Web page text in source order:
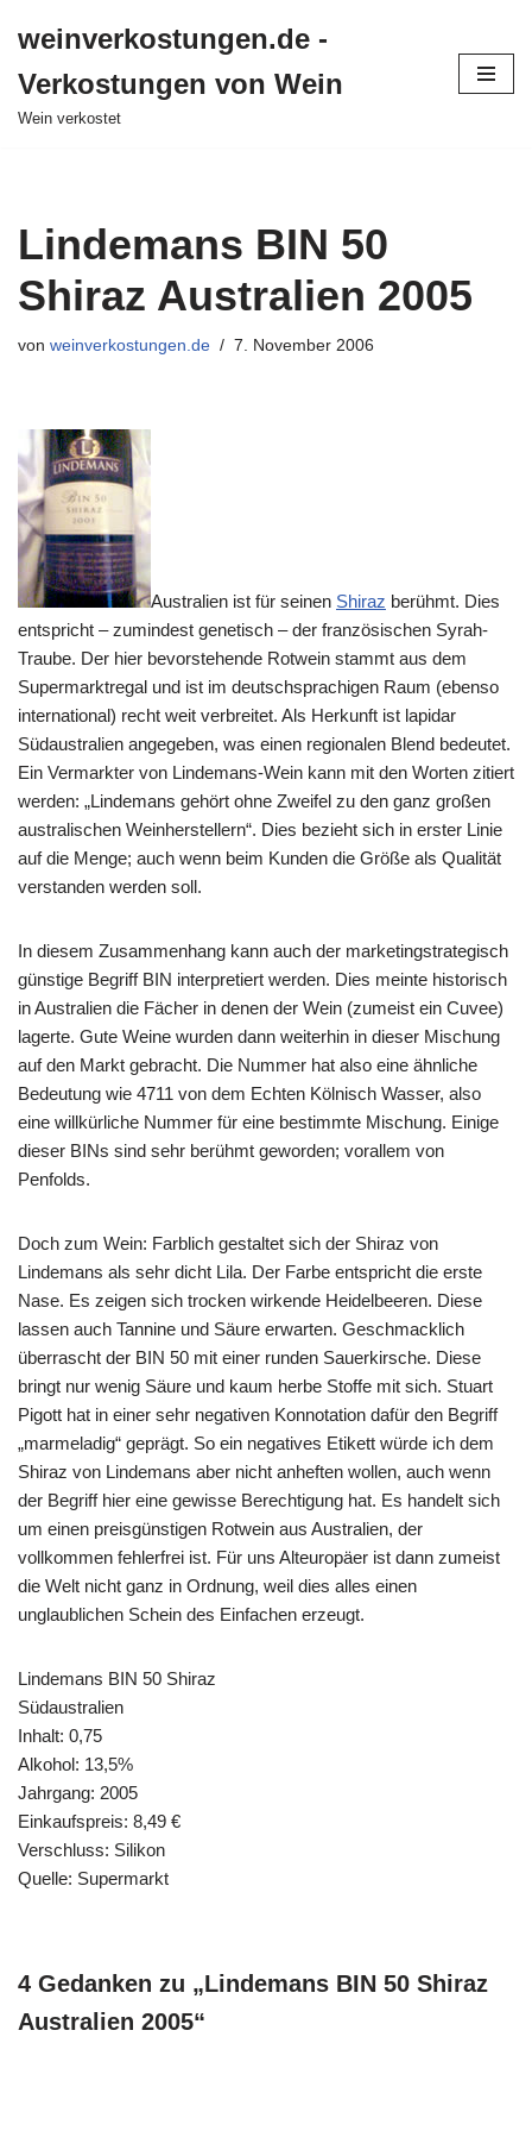
Inhalt
springen
weinverkostungen.de -
Verkostungen von Wein
Wein verkostet
Lindemans BIN 50
Shiraz Australien 2005
von weinverkostungen.de 7. November 2006
Australien ist für seinen Shiraz berühmt. Dies
entspricht – zumindest genetisch – der französischen Syrah-
Traube. Der hier bevorstehende Rotwein stammt aus dem
Supermarktregal und ist im deutschsprachigen Raum (ebenso
international) recht weit verbreitet. Als Herkunft ist lapidar
Südaustralien angegeben, was einen regionalen Blend bedeutet.
Ein Vermarkter von Lindemans-Wein kann mit den Worten zitiert
werden: „Lindemans gehört ohne Zweifel zu den ganz großen
australischen Weinherstellern“. Dies bezieht sich in erster Linie
auf die Menge; auch wenn beim Kunden die Größe als Qualität
verstanden werden soll.
In diesem Zusammenhang kann auch der marketingstrategisch
günstige Begriff BIN interpretiert werden. Dies meinte historisch
in Australien die Fächer in denen der Wein (zumeist ein Cuvee)
lagerte. Gute Weine wurden dann weiterhin in dieser Mischung
auf den Markt gebracht. Die Nummer hat also eine ähnliche
Bedeutung wie 4711 von dem Echten Kölnisch Wasser, also
eine willkürliche Nummer für eine bestimmte Mischung. Einige
dieser BINs sind sehr berühmt geworden; vorallem von
Penfolds.
Doch zum Wein: Farblich gestaltet sich der Shiraz von
Lindemans als sehr dicht Lila. Der Farbe entspricht die erste
Nase. Es zeigen sich trocken wirkende Heidelbeeren. Diese
lassen auch Tannine und Säure erwarten. Geschmacklich
überrascht der BIN 50 mit einer runden Sauerkirsche. Diese
bringt nur wenig Säure und kaum herbe Stoffe mit sich. Stuart
Pigott hat in einer sehr negativen Konnotation dafür den Begriff
„marmeladig“ geprägt. So ein negatives Etikett würde ich dem
Shiraz von Lindemans aber nicht anheften wollen, auch wenn
der Begriff hier eine gewisse Berechtigung hat. Es handelt sich
um einen preisgünstigen Rotwein aus Australien, der
vollkommen fehlerfrei ist. Für uns Alteuropäer ist dann zumeist
die Welt nicht ganz in Ordnung, weil dies alles einen
unglaublichen Schein des Einfachen erzeugt.
Lindemans BIN 50 Shiraz
Südaustralien
Inhalt: 0,75
Alkohol: 13,5%
Jahrgang: 2005
Einkaufspreis: 8,49 €
Verschluss: Silikon
Quelle: Supermarkt
4 Gedanken zu „Lindemans BIN 50 Shiraz
Australien 2005“